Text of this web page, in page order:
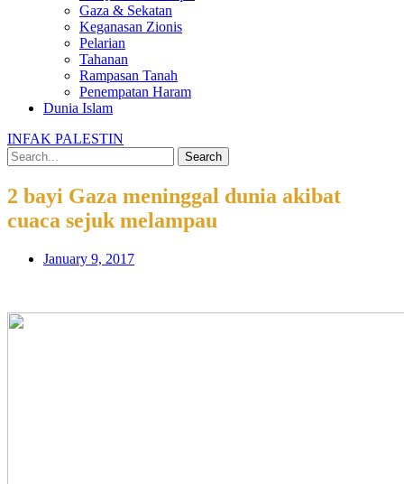
Gaza & Sekatan
Keganasan Zionis
Pelarian
Tahanan
Rampasan Tanah
Penempatan Haram
Dunia Islam
INFAK PALESTIN
Search
2 bayi Gaza meninggal dunia akibat
cuaca sejuk melampau
January 9, 2017